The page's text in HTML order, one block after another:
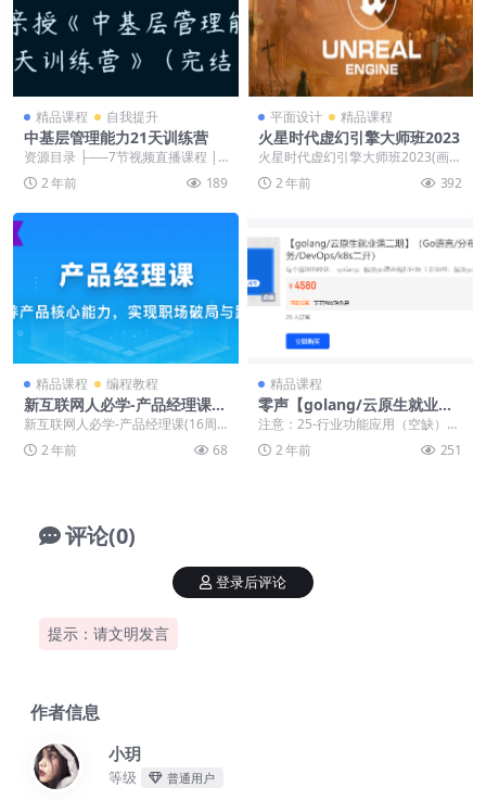
精品课程 自我提升
中基层管理能力21天训练营
资源目录 ├──7节视频直播课程 |
├──01刚做管理者要训练哪些能
力？....
2 年前 189
平面设计 精品课程
火星时代虚幻引擎大师班2023
火星时代虚幻引擎大师班2023(画质
不错只有视频） 网盘截图 &n...
2 年前 392
精品课程 编程教程
新互联网人必学-产品经理课(1
6周完结)
新互联网人必学-产品经理课(16周
完结) ├──01.阶段一：心理建设，
走进产品...
2 年前 68
精品课程
零声【golang/云原生就业课
二期】（Go语言/分布式/微服
注意：25-行业功能应用（空缺）介
意勿下 零声-Golang De...
2 年前 251
评论(0)
提示：请文明发言
登录后评论
作者信息
小玥
等级 普通用户